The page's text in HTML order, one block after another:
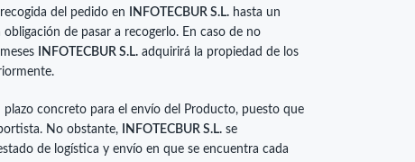
del pedido en
INFOTECBUR S.L. hasta un
de pasar a recogerlo. En caso de no
INFOTECBUR S.L. adquirirá la propiedad de los
concreto para el envío del Producto, puesto que
No obstante,
INFOTECBUR S.L. se
de logística y envío en que se encuentra cada